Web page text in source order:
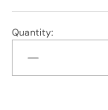
Simple
Green®
All
Quantity: